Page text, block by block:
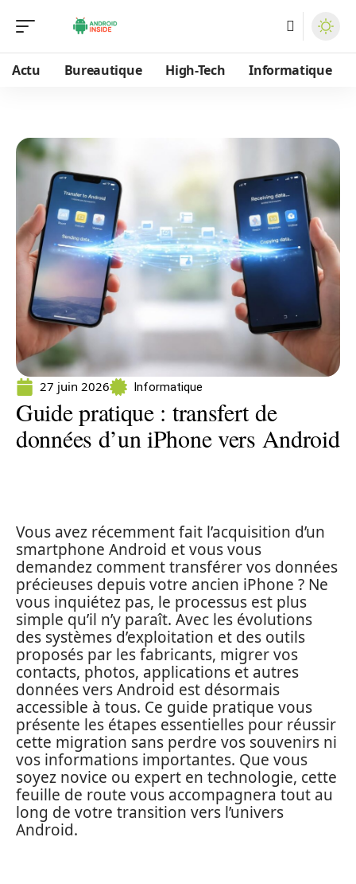
Actu Bureautique High-Tech Informatique
27 juin 2026 Informatique
Guide pratique : transfert de
données d’un iPhone vers Android
Vous avez récemment fait l’acquisition d’un
smartphone Android et vous vous
demandez comment transférer vos données
précieuses depuis votre ancien iPhone ? Ne
vous inquiétez pas, le processus est plus
simple qu’il n’y paraît. Avec les évolutions
des systèmes d’exploitation et des outils
proposés par les fabricants, migrer vos
contacts, photos, applications et autres
données vers Android est désormais
accessible à tous. Ce guide pratique vous
présente les étapes essentielles pour réussir
cette migration sans perdre vos souvenirs ni
vos informations importantes. Que vous
soyez novice ou expert en technologie, cette
feuille de route vous accompagnera tout au
long de votre transition vers l’univers
Android.